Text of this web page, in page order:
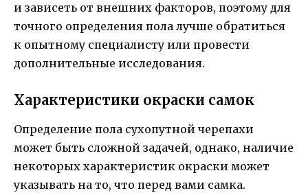
и зависеть от внешних факторов, поэтому для
точного определения пола лучше обратиться
к опытному специалисту или провести
дополнительные исследования.
Характеристики окраски самок
Определение пола сухопутной черепахи
может быть сложной задачей, однако, наличие
некоторых характеристик окраски может
указывать на то, что перед вами самка.